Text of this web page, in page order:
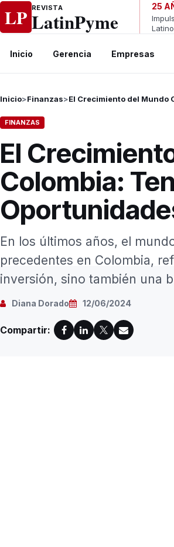
Ir al contenido
LP REVISTA
LatinPyme
25
Inicio Gerencia Empresas
Inicio>Finanzas>El Crecimiento del Mundo
FINANZAS
El
Colombia:
En los últimos años, el
precedentes en Colombia,
inversión, sino también una
Diana Dorado 12/06/2024
Compartir: